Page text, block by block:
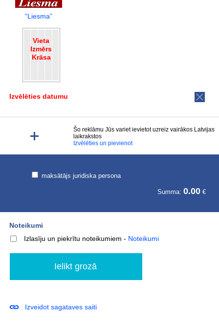
“Liesma”
Vieta
Izmērs
Krāsa
Izvēlēties datumu
Šo reklāmu Jūs variet ievietot uzreiz vairākos Latvijas
laikrakstos
Izvēlēties un pievienot
maksātājs juridiska persona
Summa: 0.00€
Noteikumi
Izlasīju un piekrītu noteikumiem - Noteikumi
Izveidot sagataves saiti